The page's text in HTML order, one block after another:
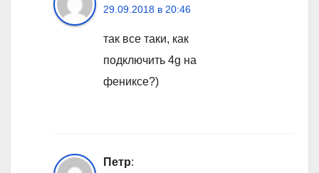
29.09.2018 в 20:46
так все таки, как
подключить 4g на
фениксе?)
Петр: